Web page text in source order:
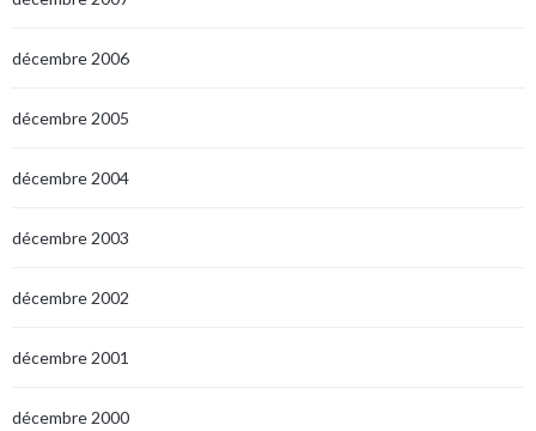
décembre 2006
décembre 2005
décembre 2004
décembre 2003
décembre 2002
décembre 2001
décembre 2000